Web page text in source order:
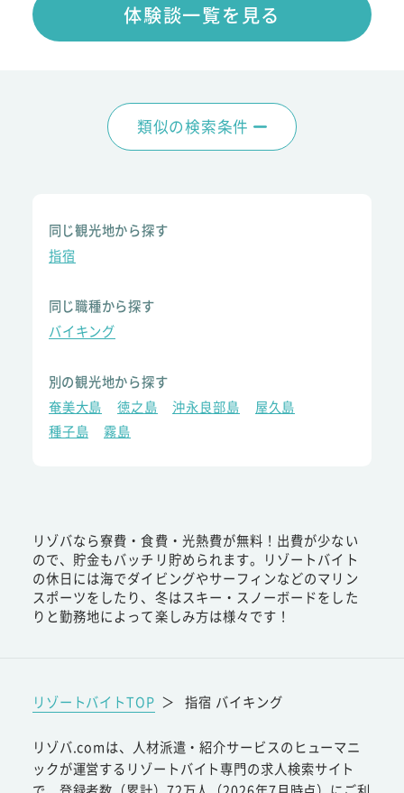
体験談一覧を見る
類似の検索条件
同じ観光地から探す
指宿
同じ職種から探す
バイキング
別の観光地から探す
奄美大島
徳之島 沖永良部島
屋久島
種子島
霧島
リゾバなら寮費・食費・光熱費が無料！出費が少ない
ので、貯金もバッチリ貯められます。リゾートバイト
の休日には海でダイビングやサーフィンなどのマリン
スポーツをしたり、冬はスキー・スノーボードをした
りと勤務地によって楽しみ方は様々です！
リゾートバイトTOP ＞ 指宿 バイキング
リゾバ.comは、人材派遣・紹介サービスのヒューマニ
ックが運営するリゾートバイト専門の求人検索サイト